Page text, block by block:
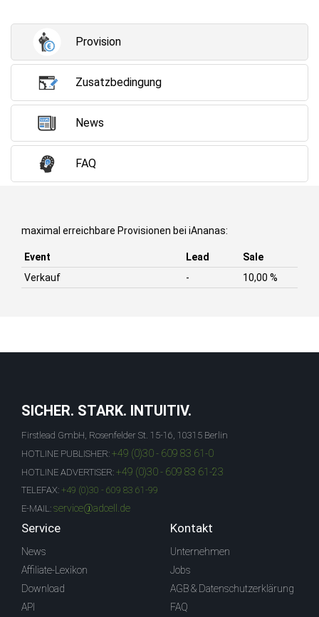
Provision
Zusatzbedingung
News
FAQ
maximal erreichbare Provisionen bei iAnanas:
Event Lead
Sale
Verkauf
- 10,00 %
SICHER. STARK. INTUITIV.
Firstlead GmbH, Rosenfelder St. 15-16, 10315 Berlin
HOTLINE PUBLISHER: +49 (0)30 - 609 83 61-0
HOTLINE ADVERTISER: +49 (0)30 - 609 83 61-23
TELEFAX: +49 (0)30 - 609 83 61-99
E-MAIL: service@adcell.de
Service
News
Affiliate-Lexikon
Download
API
Kontakt
Unternehmen
Jobs
AGB & Datenschutzerklärung
FAQ